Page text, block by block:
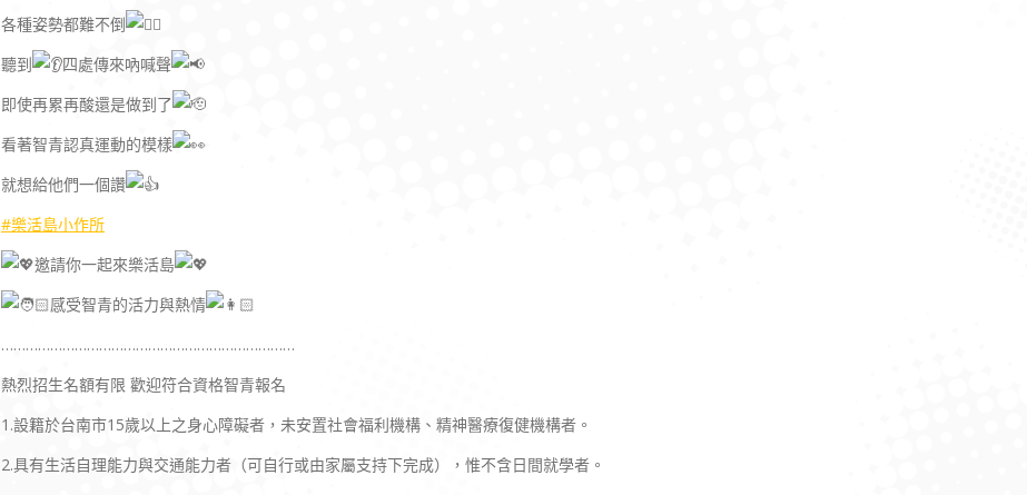
各種姿勢都難不倒
聽到
四處傳來吶喊聲
即使再累再酸還是做到了
看著智青認真運動的模樣
就想給他們一個讚
#樂活島小作所
邀請你一起來樂活島
感受智青的活力與熱情
………………………………………………………………
熱烈招生名額有限 歡迎符合資格智青報名
1.設籍於台南市15歲以上之身心障礙者，未安置社會福利機構、精神醫療復健機構者。
2.具有生活自理能力與交通能力者（可自行或由家屬支持下完成），惟不含日間就學者。